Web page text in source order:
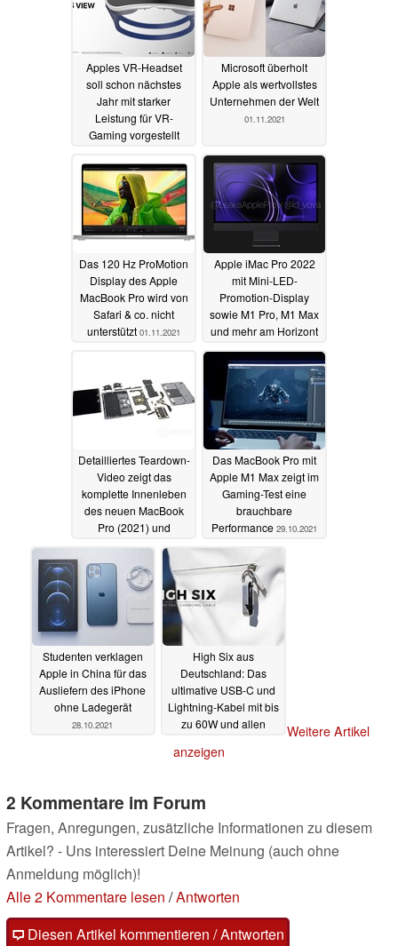
Apples VR-Headset
soll schon nächstes
Jahr mit starker
Leistung für VR-
Gaming vorgestellt
Microsoft überholt
Apple als wertvollstes
Unternehmen der Welt
01.11.2021
Das 120 Hz ProMotion
Display des Apple
MacBook Pro wird von
Safari & co. nicht
unterstützt 01.11.2021
Apple iMac Pro 2022
mit Mini-LED-
Promotion-Display
sowie M1 Pro, M1 Max
und mehr am Horizont
30.10.2021
Detailliertes Teardown-
Video zeigt das
komplette Innenleben
des neuen MacBook
Pro (2021) und
bestätigt die bessere
Reparierbarkeit
30.10.2021
Das MacBook Pro mit
Apple M1 Max zeigt im
Gaming-Test eine
brauchbare
Performance 29.10.2021
Studenten verklagen
Apple in China für das
Ausliefern des iPhone
ohne Ladegerät
28.10.2021
High Six aus
Deutschland: Das
ultimative USB-C und
Lightning-Kabel mit bis
zu 60W und allen
im Flaschenöffner
Weitere Artikel
anzeigen
2 Kommentare im Forum
Fragen, Anregungen, zusätzliche Informationen zu diesem
Artikel? - Uns interessiert Deine Meinung (auch ohne
Anmeldung möglich)!
Alle 2 Kommentare lesen /Antworten
Diesen Artikel kommentieren / Antworten